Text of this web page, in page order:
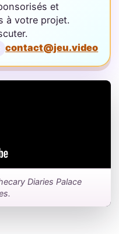
et
à votre projet.
contact@jeu.video
Diaries Palace